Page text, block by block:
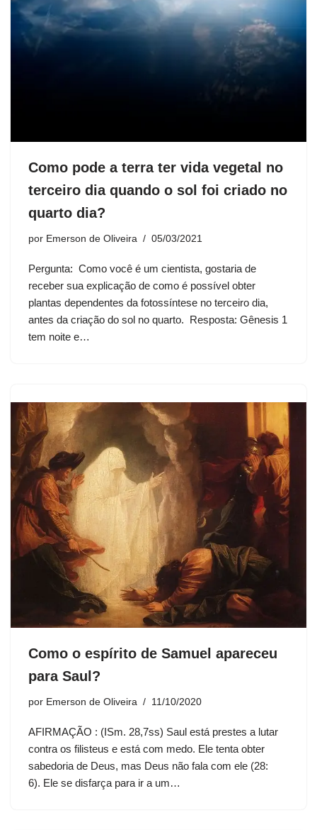
Como pode a terra ter vida vegetal no
terceiro dia quando o sol foi criado no
quarto dia?
por Emerson de Oliveira 05/03/2021
Pergunta: Como você é um cientista, gostaria de
receber sua explicação de como é possível obter
plantas dependentes da fotossíntese no terceiro dia,
antes da criação do sol no quarto. Resposta: Gênesis 1
tem noite e…
Como o espírito de Samuel apareceu
para Saul?
por Emerson de Oliveira 11/10/2020
AFIRMAÇÃO : (ISm. 28,7ss) Saul está prestes a lutar
contra os filisteus e está com medo. Ele tenta obter
sabedoria de Deus, mas Deus não fala com ele (28:
6). Ele se disfarça para ir a um…